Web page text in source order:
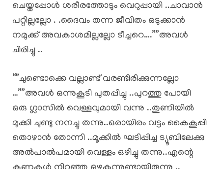
ചെയ്തപ്പോൾ ശരീരത്തോടും വെറുപ്പായി ..ചാവാൻ
പറ്റില്ലല്ലോ . .ദൈവം തന്ന ജീവിതം ഒടുക്കാൻ
നമുക്ക് അവകാശമില്ലല്ലോ ടീച്ചറെ….””അവൾ
ചിരിച്ചു ..
“”ചുണ്ടൊക്കെ വല്ലാണ്ട് വരണ്ടിരിക്കുന്നല്ലോ
…””അവൾ ഒന്നുകൂടി പുതപ്പിച്ചു ..പുറത്തു പോയി
ഒരു ഗ്ലാസിൽ വെള്ളവുമായി വന്നു ..തുണിയിൽ
മുക്കി ചുണ്ടു നനച്ചു തന്നു..ഒരായിരം വട്ടം കൈകൂപ്പി
തൊഴാൻ തോന്നി ..മൂക്കിൽ ഘടിപ്പിച്ച ട്യൂബിലേക്കു
അൽപാൽപമായി വെള്ളം ഒഴിച്ചു തന്നു..എന്റെ